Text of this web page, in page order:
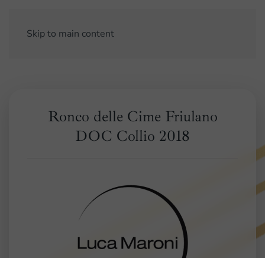
Skip to main content
Ronco delle Cime Friulano
DOC Collio 2018